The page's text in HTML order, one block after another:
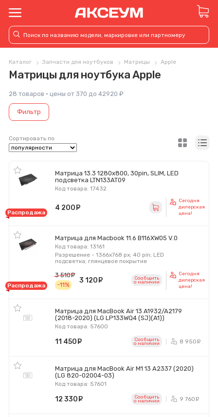
Каталог Запчасти для ноутбуков Матрицы Apple
Матрицы для ноутбука Apple
28 товаров · цены от 370 до 42920 ₽
Фильтр
Сортировать по
Матрица 13.3 1280x800, 30pin, SLIM, LED
подсветка LTN133AT09
Код товара: 17432
Распродажа
4 200
Сегодня
дилерская
цена!
Матрица для Macbook 11.6 B116XW05 V.0
Код товара: 13161
Разрешение - 1366x768 px; 40 pin; LED
подсветка; глянцевое покрытие
Распродажа
3 510
-11%
3 120 руб.Сообщить
o наличии
Сегодня
дилерская
цена!
Матрица для MacBook Air 13 A1932/A2179
(2018-2020) (LG LP133WQ4 (SJ)(A1))
Код товара: 57600
11 450 Сообщить
o наличии 8 950
Матрица для MacBook Air M1 13 A2337 (2020)
(LG 820-02004-03)
Код товара: 57601
12 330 Сообщить
o наличии 9 760